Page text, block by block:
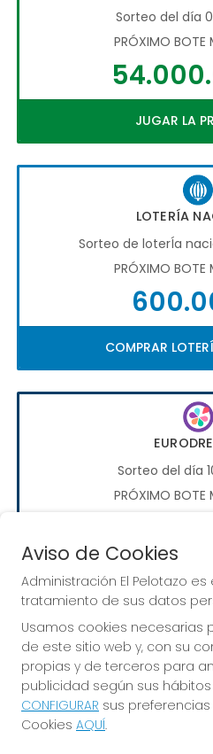
Sorteo del día
PRÓXIMO BOTE
JUGAR LA
LOTERÍA
Sorteo de loterÍa
PRÓXIMO BOTE
COMPRAR
Sorteo del día
PRÓXIMO BOTE
JUGAR
Imagen anterior
Aviso de Cookies
Administración El Pelotazo
tratamiento de sus datos
Usamos cookies necesarias
de este sitio web y, con su
propias y de terceros para
publicidad según sus
CONFIGURAR sus
Cookies AQUÍ.